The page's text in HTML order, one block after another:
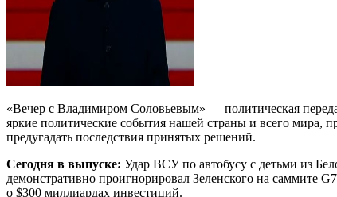
«Вечер с Владимиром Соловьевым» — политическая
яркие политические события нашей страны и всего мира,
предугадать последствия принятых решений.
Сегодня в выпуске: Удар ВСУ по автобусу с детьми из
демонстративно проигнорировал Зеленского на
о $300 миллиардах инвестиций.